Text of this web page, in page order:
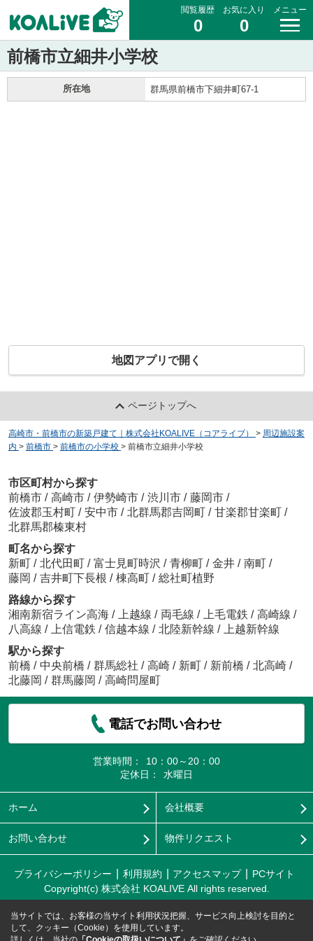
閲覧履歴
0
お気に入り
0
メニュー
前橋市立細井小学校
所在地 群馬県前橋市下細井町67-1
地図アプリで開く
ページトップへ
高崎市・前橋市の新築戸建て｜株式会社KOALIVE（コアライブ） > 周辺施設案
内 > 前橋市 > 前橋市の小学校 > 前橋市立細井小学校
市区町村から探す
前橋市 / 高崎市 / 伊勢崎市 / 渋川市 / 藤岡市 /
佐波郡玉村町 / 安中市 / 北群馬郡吉岡町 / 甘楽郡甘楽町 /
北群馬郡榛東村
町名から探す
新町 / 北代田町 / 富士見町時沢 / 青柳町 / 金井 / 南町 /
藤岡 / 吉井町下長根 / 棟高町 / 総社町植野
路線から探す
湘南新宿ライン高海 / 上越線 / 両毛線 / 上毛電鉄 / 高崎線 /
八高線 / 上信電鉄 / 信越本線 / 北陸新幹線 /
上越新幹線
駅から探す
前橋 / 中央前橋 / 群馬総社 / 高崎 / 新町 / 新前橋 / 北高崎 /
北藤岡 / 群馬藤岡 / 高崎問屋町
電話でお問い合わせ
営業時間：
10：00～20：00
定休日：
水曜日
ホーム 会社概要
お問い合わせ 物件リクエスト
プライバシーポリシー 利用規約 アクセスマップ
PCサイト
Copyright(c) 株式会社 KOALIVE All rights reserved.
当サイトでは、お客様の当サイト利用状況把握、サービス向上検討を目的と
して、クッキー（Cookie）を使用しています。